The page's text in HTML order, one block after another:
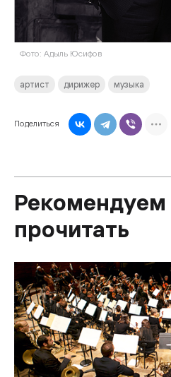
Фото: Адыль Юсифов
артист дирижер музыка
Поделиться
Рекомендуем
прочитать